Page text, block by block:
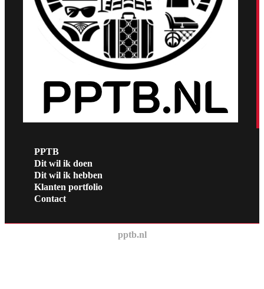
PPTB
Dit wil ik doen
Dit wil ik hebben
Klanten portfolio
Contact
pptb.nl